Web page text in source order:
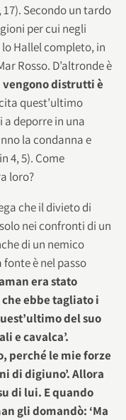
17). Secondo un tardo
per cui negli
Hallel completo, in
Rosso. D’altronde è
distrutti è
quest’ultimo
deporre in una
la condanna e
4, 5). Come
loro?
che il divieto di
nei confronti di un
di un nemico
fonte è nel passo
era stato
ebbe tagliato i
del suo
e cavalca’.
perché le mie forze
di digiuno’. Allora
di lui. E quando
gli domandò: ‘Ma